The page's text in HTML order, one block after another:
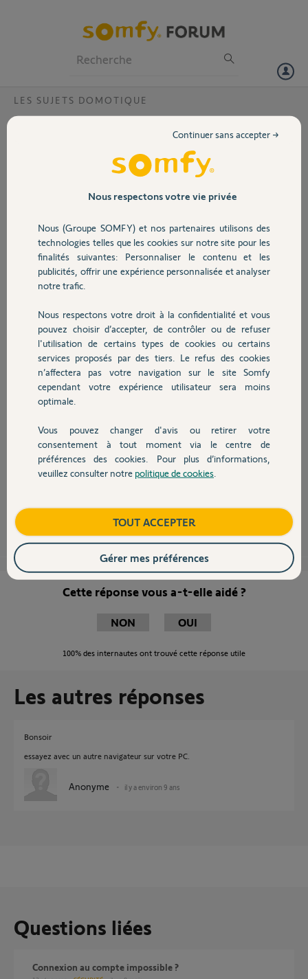
Volet
Sécurité
Domotique
Chauffage
Autres produits
Devis avec un pro
Contact
LES SUJETS DOMOTIQUE
je n'arrive plus a me connecté sur mon compte somfy pour accéder à
enregistré sur Mozilla. Que je garde celui enregistré ou que je mette
Dernière info j'ai l'application tahoma sur ios et aucun soucis pour me
connecté avec les même identifiant bien évidemment
julien G.
il y a environ 9 ans
Participer au fil de discussion
Bonjour Julien,
Il semble que votre mot de passe ou identifiant ne soit pas synchronisé
de nouveau mot de passe viace lien
sur qu'il se synchronise pour tout.
Cette réponse vous a-t-elle aidé ?
NON OUI
100% des internautes ont trouvé cette réponse utile
Les autres réponses
Bonsoir
essayez avec un autre navigateur sur votre PC.
Anonyme il y a environ 9 ans
Questions liées
Connexion au compte impossible ?
Nous respectons votre vie privée
Nous (Groupe SOMFY) et nos partenaires utilisons des
technologies telles que les cookies sur notre site pour les
finalités suivantes: Personnaliser le contenu et les
publicités, offrir une expérience personnalisée et analyser
notre trafic.
Nous respectons votre droit à la confidentialité et vous
pouvez choisir d’accepter, de contrôler ou de refuser
l'utilisation de certains types de cookies ou certains
services proposés par des tiers. Le refus des cookies
n’affectera pas votre navigation sur le site Somfy
cependant votre expérience utilisateur sera moins
optimale.
Vous pouvez changer d'avis ou retirer votre
consentement à tout moment via le centre de
préférences des cookies. Pour plus d’informations,
veuillez consulter notre politique de cookies
Continuer sans accepter →
TOUT ACCEPTER
Gérer mes préférences